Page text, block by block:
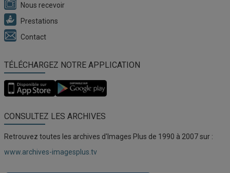
Nous recevoir
Prestations
Contact
TÉLÉCHARGEZ NOTRE APPLICATION
Application
Vosges
pour
Application
Vosges
CONSULTEZ LES ARCHIVES
Retrouvez toutes les archives d'Images Plus de 1990 à 2007 sur :
www.archives-imagesplus.tv